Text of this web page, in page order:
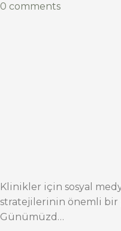
0 comments
Klinikler için sosyal
stratejilerinin önemli bir
Günümüzd…